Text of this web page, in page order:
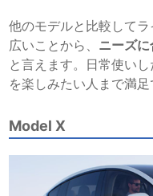
他のモデルと比較して
広いことから、 ニーズ
と言えます。日常使い
を楽しみたい人まで満足
Model X